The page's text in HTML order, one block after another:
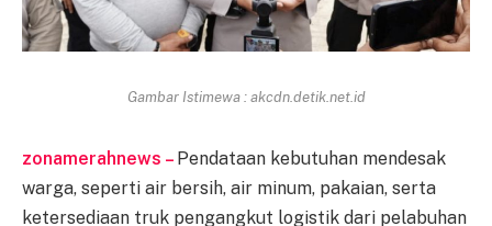
Gambar Istimewa : akcdn.detik.net.id
zonamerahnews – Pendataan kebutuhan mendesak
warga, seperti air bersih, air minum, pakaian, serta
ketersediaan truk pengangkut logistik dari pelabuhan